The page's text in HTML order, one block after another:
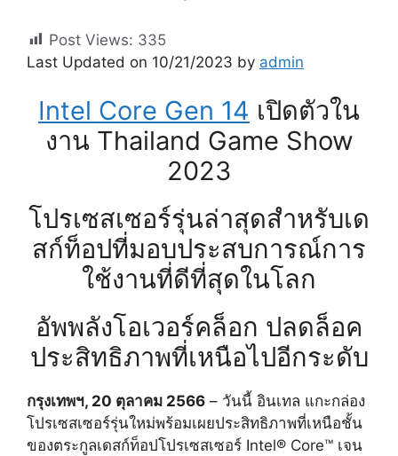
Post Views: 335
Last Updated on 10/21/2023 by admin
Intel Core Gen 14 เปิดตัวใน
งาน Thailand Game Show
2023
โปรเซสเซอร์รุ่นล่าสุดสำหรับเด
สก์ท็อปที่มอบประสบการณ์การ
ใช้งานที่ดีที่สุดในโลก
อัพพลังโอเวอร์คล็อก ปลดล็อค
ประสิทธิภาพที่เหนือไปอีกระดับ
กรุงเทพฯ, 20 ตุลาคม 2566 – วันนี้ อินเทล แกะกล่อง
โปรเซสเซอร์รุ่นใหม่พร้อมเผยประสิทธิภาพที่เหนือชั้น
ของตระกูลเดสก์ท็อปโปรเซสเซอร์ Intel® Core™ เจน